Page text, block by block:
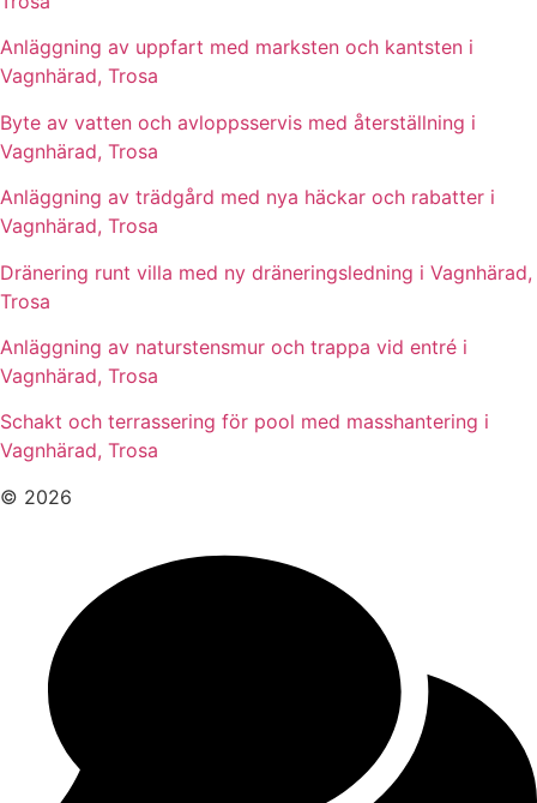
Anläggning av uppfart med marksten och kantsten i
Vagnhärad, Trosa
Byte av vatten och avloppsservis med återställning i
Vagnhärad, Trosa
Anläggning av trädgård med nya häckar och rabatter i
Vagnhärad, Trosa
Dränering runt villa med ny dräneringsledning i Vagnhärad,
Trosa
Anläggning av naturstensmur och trappa vid entré i
Vagnhärad, Trosa
Schakt och terrassering för pool med masshantering i
Vagnhärad, Trosa
© 2026